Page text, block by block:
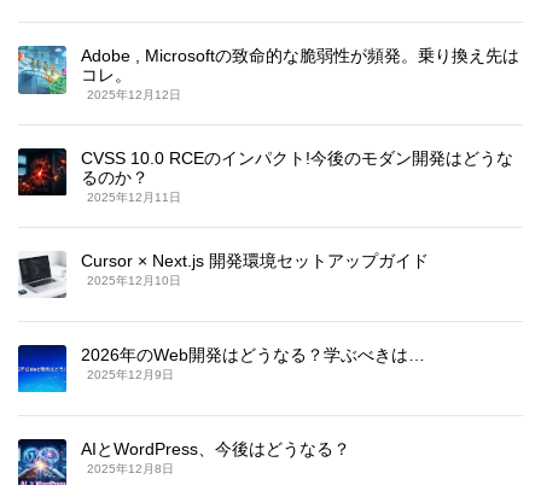
Adobe , Microsoftの致命的な脆弱性が頻発。乗り換え先は
コレ。
2025年12月12日
CVSS 10.0 RCEのインパクト!今後のモダン開発はどうな
るのか？
2025年12月11日
Cursor × Next.js 開発環境セットアップガイド
2025年12月10日
2026年のWeb開発はどうなる？学ぶべきは…
2025年12月9日
AIとWordPress、今後はどうなる？
2025年12月8日